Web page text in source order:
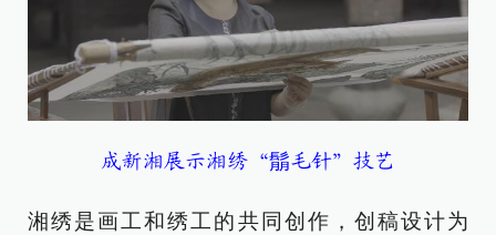
成新湘展示湘绣“鬅毛针”技艺
湘绣是画工和绣工的共同创作，创稿设计为